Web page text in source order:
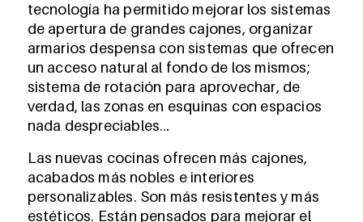
tecnología ha permitido mejorar los sistemas
de apertura de grandes cajones, organizar
armarios despensa con sistemas que ofrecen
un acceso natural al fondo de los mismos;
sistema de rotación para aprovechar, de
verdad, las zonas en esquinas con espacios
nada despreciables…
Las nuevas cocinas ofrecen más cajones,
acabados más nobles e interiores
personalizables. Son más resistentes y más
estéticos. Están pensados para mejorar el